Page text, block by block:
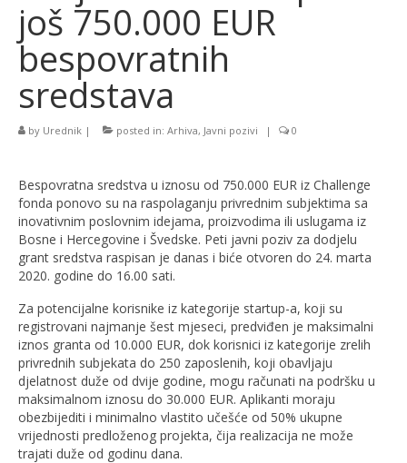
Program energetske efikasnosti u stambenom
sektoru
još 750.000 EUR
bespovratnih
sredstava
by Urednik | posted in: Arhiva, Javni pozivi | 0
Bespovratna sredstva u iznosu od 750.000 EUR iz Challenge
fonda ponovo su na raspolaganju privrednim subjektima sa
inovativnim poslovnim idejama, proizvodima ili uslugama iz
Bosne i Hercegovine i Švedske. Peti javni poziv za dodjelu
grant sredstva raspisan je danas i biće otvoren do 24. marta
2020. godine do 16.00 sati.
Za potencijalne korisnike iz kategorije startup-a, koji su
registrovani najmanje šest mjeseci, predviđen je maksimalni
iznos granta od 10.000 EUR, dok korisnici iz kategorije zrelih
privrednih subjekata do 250 zaposlenih, koji obavljaju
djelatnost duže od dvije godine, mogu računati na podršku u
maksimalnom iznosu do 30.000 EUR. Aplikanti moraju
obezbijediti i minimalno vlastito učešće od 50% ukupne
vrijednosti predloženog projekta, čija realizacija ne može
trajati duže od godinu dana.